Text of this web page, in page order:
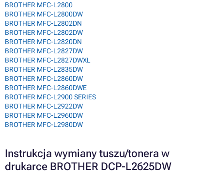
BROTHER MFC-L2800
BROTHER MFC-L2800DW
BROTHER MFC-L2802DN
BROTHER MFC-L2802DW
BROTHER MFC-L2820DN
BROTHER MFC-L2827DW
BROTHER MFC-L2827DWXL
BROTHER MFC-L2835DW
BROTHER MFC-L2860DW
BROTHER MFC-L2860DWE
BROTHER MFC-L2900 SERIES
BROTHER MFC-L2922DW
BROTHER MFC-L2960DW
BROTHER MFC-L2980DW
Instrukcja wymiany tuszu/tonera w
drukarce BROTHER DCP-L2625DW